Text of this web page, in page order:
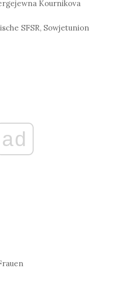
Kournikova
SFSR, Sowjetunion
ad